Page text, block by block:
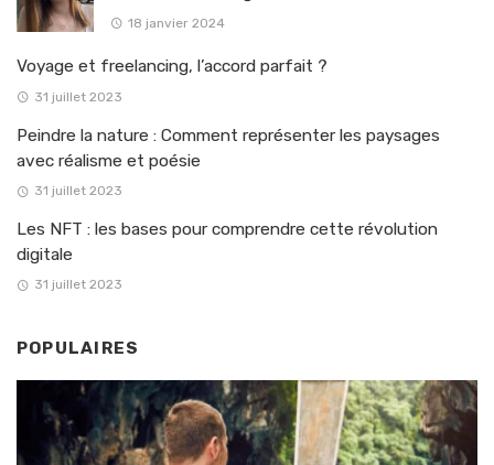
18 janvier 2024
Voyage et freelancing, l’accord parfait ?
31 juillet 2023
Peindre la nature : Comment représenter les paysages
avec réalisme et poésie
31 juillet 2023
Les NFT : les bases pour comprendre cette révolution
digitale
31 juillet 2023
POPULAIRES